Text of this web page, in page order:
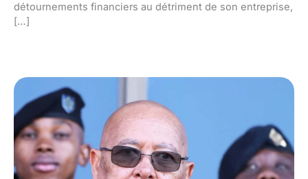
détournements financiers au détriment de son entreprise,
[…]